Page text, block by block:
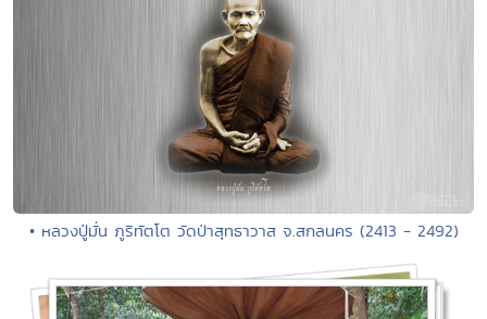
• หลวงปู่มั่น ภูริทัตโต วัดป่าสุทธาวาส จ.สกลนคร (2413 - 2492)